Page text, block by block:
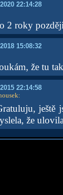
22:14:28
2 roky
15:08:32
že tu
22:14:58
:
ještě
že